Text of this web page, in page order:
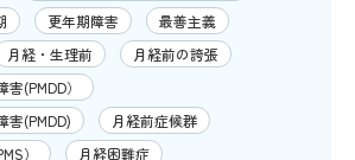
更年期障害
最善主義
月経・生理前
月経前の誇張
(PMDD）
害(PMDD)
月経前症候群
）
月経困難症